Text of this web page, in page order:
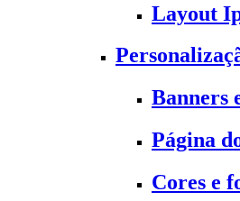
Layout
Banners
Página
Cores e